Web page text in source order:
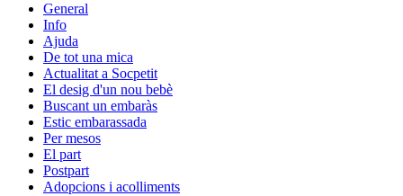
General
Info
Ajuda
De tot una mica
Actualitat a Socpetit
El desig d'un nou bebè
Buscant un embaràs
Estic embarassada
Per mesos
El part
Postpart
Adopcions i acolliments